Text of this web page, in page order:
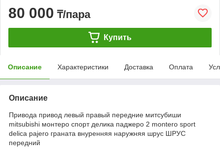
80 000 ₸/пара
Купить
Описание Характеристики Доставка Оплата
Описание
Привода привод левый правый передние митсубиши
mitsubishi монтеро спорт делика паджеро 2 montero sport
delica pajero граната внуренняя наружняя шрус ШРУС
передний